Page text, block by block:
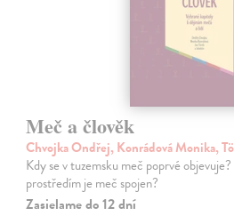
Meč a člověk
Chvojka Ondřej, Konrádová Monika,
Kdy se v tuzemsku meč poprvé
prostředím je meč spojen?
Zasielame do 12 dní